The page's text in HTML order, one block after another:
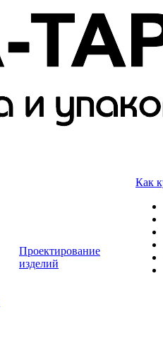
Проектирование
изделий
Как